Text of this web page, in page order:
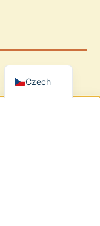
Czech